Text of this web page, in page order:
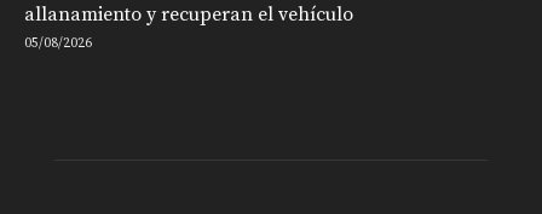
allanamiento y recuperan el vehículo
05/08/2026